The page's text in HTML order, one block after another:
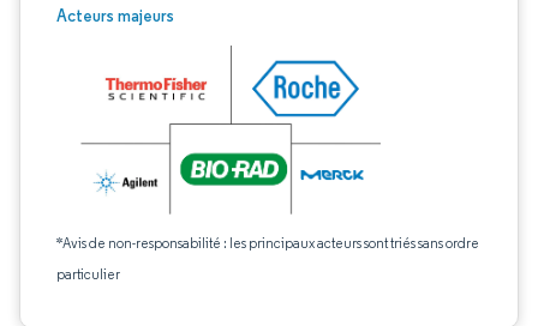
Acteurs majeurs
*Avis de non-responsabilité : les principaux acteurs sont triés sans ordre
particulier